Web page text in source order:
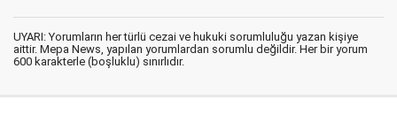
UYARI: Yorumların her türlü cezai ve hukuki sorumluluğu yazan kişiye
aittir. Mepa News, yapılan yorumlardan sorumlu değildir. Her bir yorum
600 karakterle (boşluklu) sınırlıdır.